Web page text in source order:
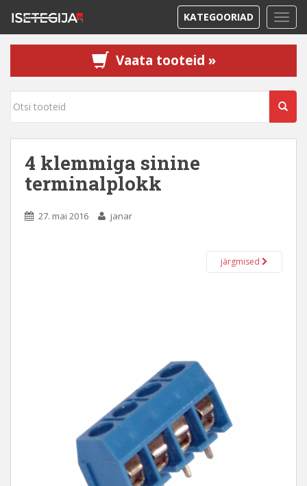
KATEGOORIAD
Vaata tooteid »
4 klemmiga sinine
terminalplokk
27. mai 2016 janar
järgmised